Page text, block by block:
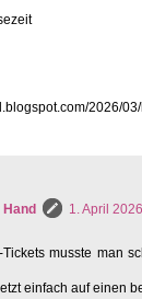
2026/
1. April
musste man
einfach auf einen